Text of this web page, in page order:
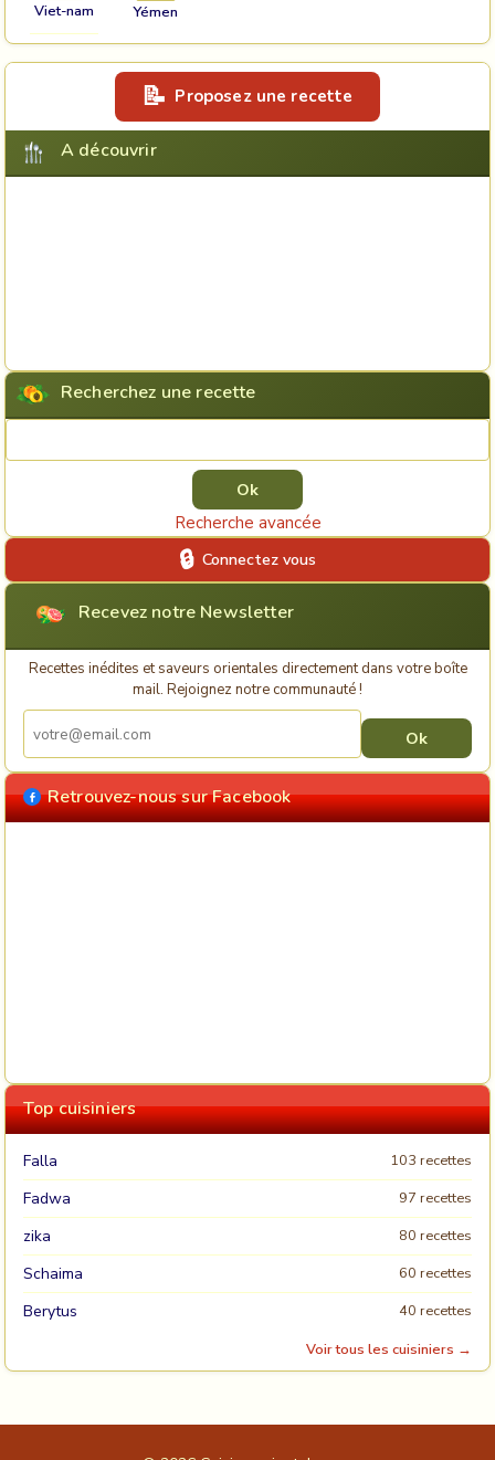
Viet-nam Yémen
Proposez une recette
A découvrir
Recherchez une recette
Recherche avancée
Connectez vous
Recevez notre Newsletter
Recettes inédites et saveurs orientales directement dans votre boîte
mail. Rejoignez notre communauté !
Retrouvez-nous sur Facebook
Top cuisiniers
Falla 103 recettes
Fadwa 97 recettes
zika 80 recettes
Schaima 60 recettes
Berytus
40 recettes
Voir tous les cuisiniers →